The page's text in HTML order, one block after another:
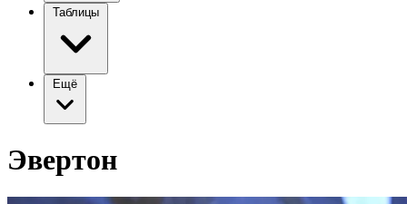
Таблицы
Ещё
Эвертон